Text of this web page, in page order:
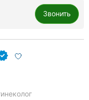
Звонить